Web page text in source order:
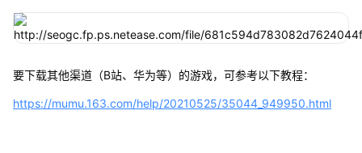
要下载其他渠道（B站、华为等）的游戏，可参考以下教程：
https://mumu.163.com/help/20210525/35044_949950.html